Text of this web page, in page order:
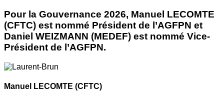
Pour la Gouvernance 2026, Manuel LECOMTE
(CFTC) est nommé Président de l’AGFPN et
Daniel WEIZMANN (MEDEF) est nommé Vice-
Président de l’AGFPN.
Manuel LECOMTE (CFTC)